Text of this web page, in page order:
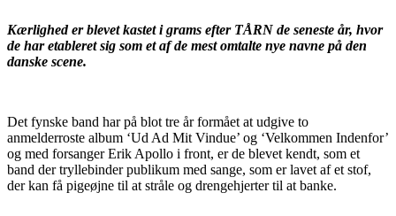
Kærlighed er blevet kastet i grams efter TÅRN de seneste år, hvor
de har etableret sig som et af de mest omtalte nye navne på den
danske scene.
Det fynske band har på blot tre år formået at udgive to
anmelderroste album ‘Ud Ad Mit Vindue’ og ‘Velkommen Indenfor’
og med forsanger Erik Apollo i front, er de blevet kendt, som et
band der tryllebinder publikum med sange, som er lavet af et stof,
der kan få pigeøjne til at stråle og drengehjerter til at banke.